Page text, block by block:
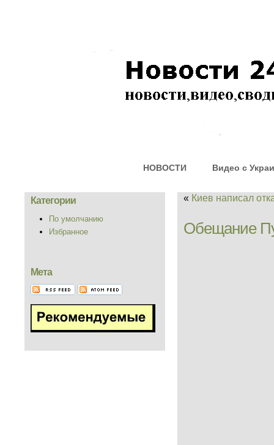
НОВОСТИ Видео с
Категории
По умолчанию
Избранное
Мета
« Киев написал
Обещание